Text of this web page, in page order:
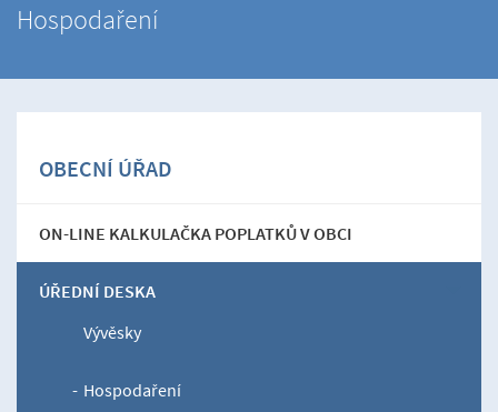
Hospodaření
OBECNÍ ÚŘAD
ON-LINE KALKULAČKA POPLATKŮ V OBCI
ÚŘEDNÍ DESKA
Vývěsky
Hospodaření